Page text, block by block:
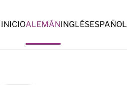
INICIOALEMÁNINGLÉSESPAÑOL